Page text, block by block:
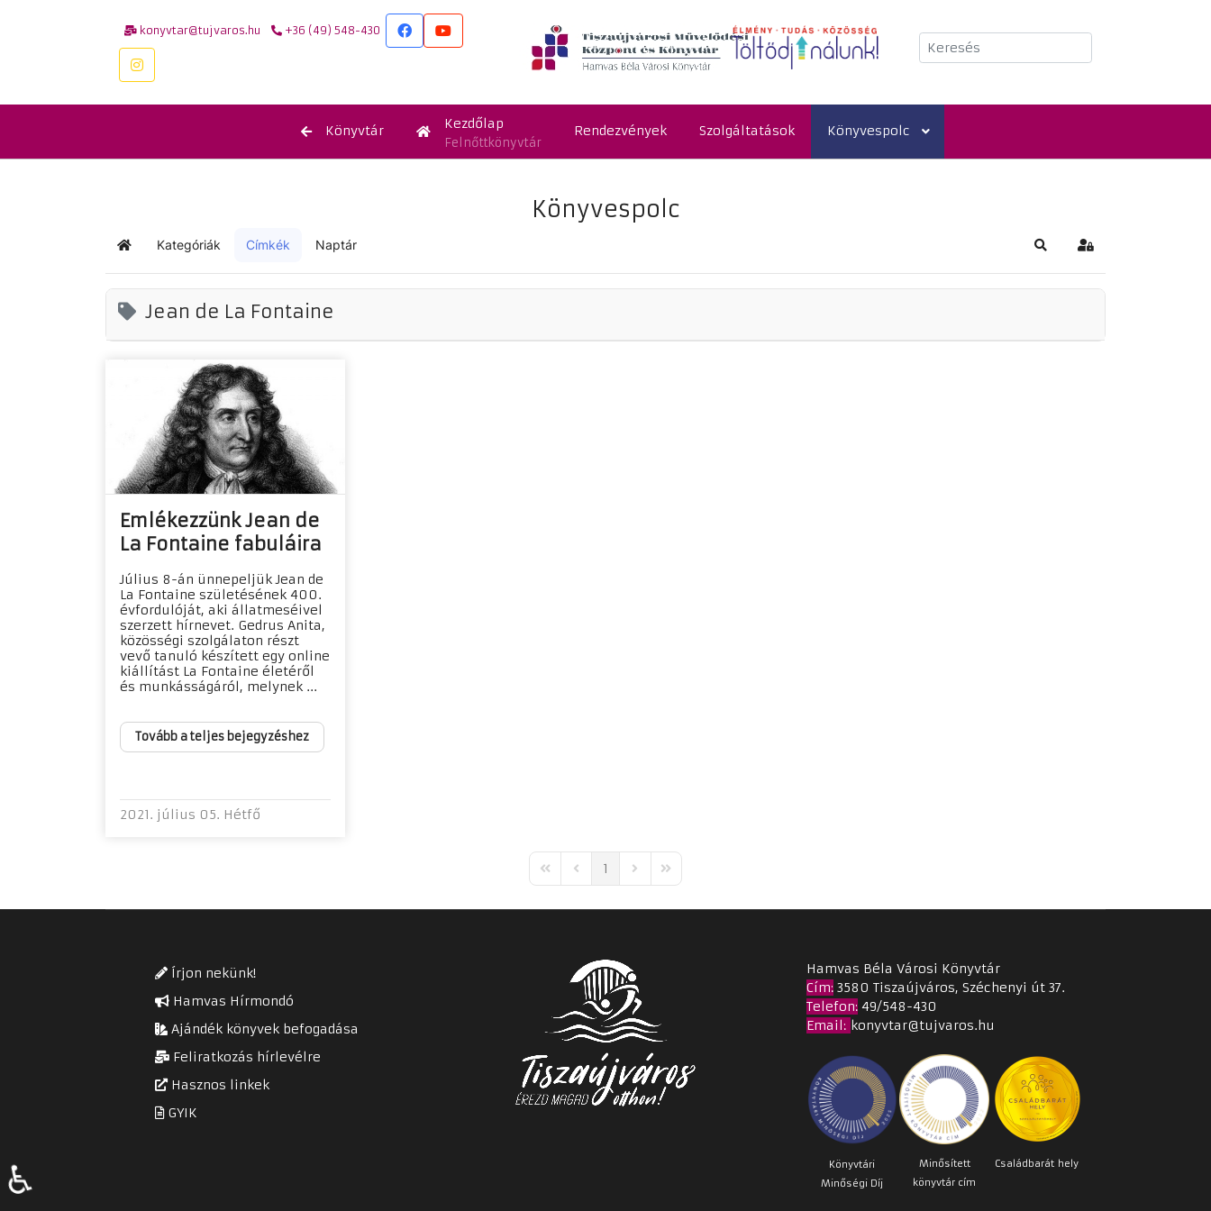
konyvtar@tujvaros.hu +36 (49) 548-430
Keresés
Könyvtár Kezdőlap
Felnőttkönyvtár
Rendezvények Szolgáltatások Könyvespolc
Könyvespolc
KezdőlapKategóriák Címkék Naptár KeresésBejelentkezés
Jean de La Fontaine
Emlékezzünk Jean de
La Fontaine fabuláira
Július 8-án ünnepeljük Jean de
La Fontaine születésének 400.
évfordulóját, aki állatmeséivel
szerzett hírnevet. Gedrus Anita,
közösségi szolgálaton részt
vevő tanuló készített egy online
kiállítást La Fontaine életéről
és munkásságáról, melynek ...
Tovább a teljes bejegyzéshez
2021. július 05. Hétfő
First PagePrevious Page
1 Next PageLast Page
Írjon nekünk!
Hamvas Hírmondó
Ajándék könyvek befogadása
Feliratkozás hírlevélre
Hasznos linkek
GYIK
Hamvas Béla Városi Könyvtár
Cím:3580 Tiszaújváros, Széchenyi út 37.
Telefon:49/548-430
Email: konyvtar@tujvaros.hu
Könyvtári
Minőségi Díj
Minősített
könyvtár cím
Családbarát hely